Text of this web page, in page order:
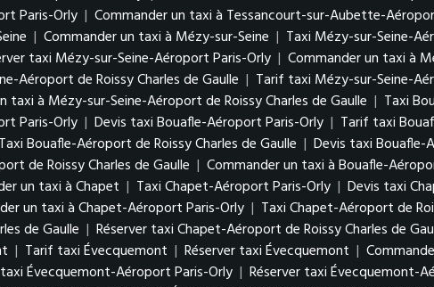
Paris-Orly | Commander un taxi à Tessancourt-sur-Aubette-
| Commander un taxi à Mézy-sur-Seine | Taxi Mézy-sur-Seine-
taxi Mézy-sur-Seine-Aéroport Paris-Orly | Commander un taxi à
Aéroport de Roissy Charles de Gaulle | Tarif taxi Mézy-sur-Seine-
taxi à Mézy-sur-Seine-Aéroport de Roissy Charles de Gaulle | Taxi
Paris-Orly | Devis taxi Bouafle-Aéroport Paris-Orly | Tarif taxi
Taxi Bouafle-Aéroport de Roissy Charles de Gaulle | Devis taxi Bouafle-
de Roissy Charles de Gaulle | Commander un taxi à Bouafle-
un taxi à Chapet | Taxi Chapet-Aéroport Paris-Orly | Devis taxi
un taxi à Chapet-Aéroport Paris-Orly | Taxi Chapet-Aéroport de
de Gaulle | Réserver taxi Chapet-Aéroport de Roissy Charles de
| Tarif taxi Évecquemont | Réserver taxi Évecquemont |
Évecquemont-Aéroport Paris-Orly | Réserver taxi Évecquemont-